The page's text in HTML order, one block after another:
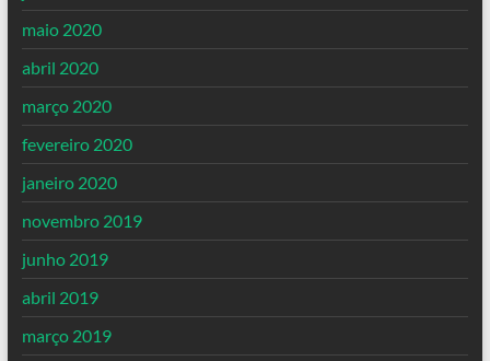
maio 2020
abril 2020
março 2020
fevereiro 2020
janeiro 2020
novembro 2019
junho 2019
abril 2019
março 2019